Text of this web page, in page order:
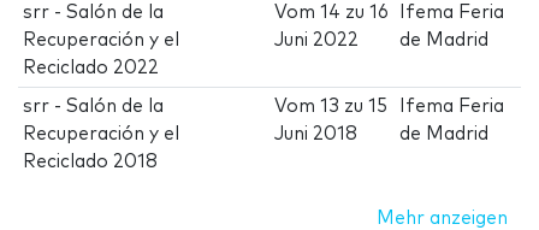
srr - Salón de la
Recuperación y el
Reciclado 2022
Vom14 zu16
Juni 2022
Ifema Feria
de Madrid
srr - Salón de la
Recuperación y el
Reciclado 2018
Vom13 zu15
Juni 2018
Ifema Feria
de Madrid
Mehr anzeigen